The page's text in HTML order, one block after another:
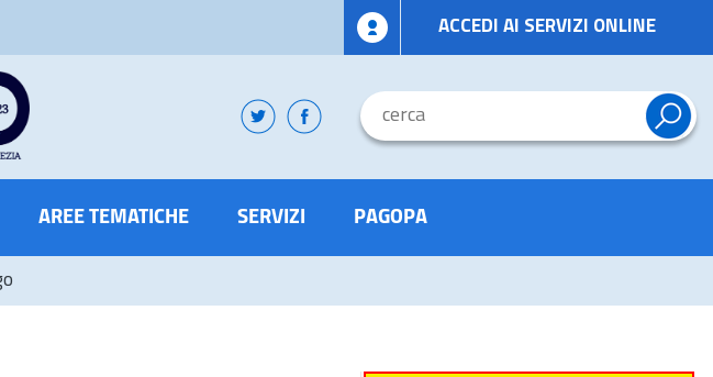
ACCEDI AI SERVIZI ONLINE
AREE TEMATICHE SERVIZI PAGOPA